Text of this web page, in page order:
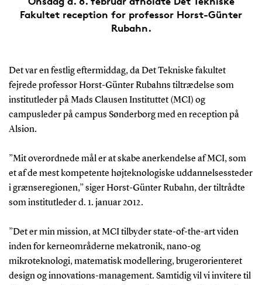
Fakultet reception for professor Horst-Günter
Rubahn.
Det var en festlig eftermiddag, da Det Tekniske fakultet
fejrede professor Horst-Günter Rubahns tiltrædelse som
institutleder på Mads Clausen Instituttet (MCI) og
campusleder på campus Sønderborg med en reception på
Alsion.
”Mit overordnede mål er at skabe anerkendelse af MCI, som
et af de mest kompetente højteknologiske uddannelsessteder
i grænseregionen,” siger Horst-Günter Rubahn, der tiltrådte
som institutleder d. 1. januar 2012.
”Det er min mission, at MCI tilbyder state-of-the-art viden
inden for kerneområderne mekatronik, nano-og
mikroteknologi, matematisk modellering, brugerorienteret
design og innovations-management. Samtidig vil vi invitere til